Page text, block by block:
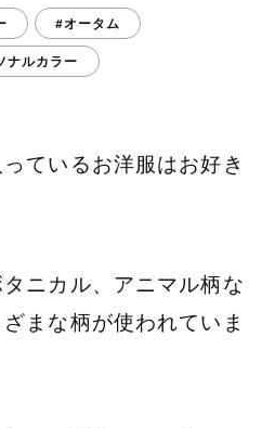
#オータム
ナルカラー
ているお洋服はお好き
ニカル、アニマル柄な
まな柄が使われていま